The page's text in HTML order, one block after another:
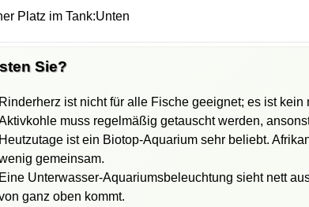
Platz im Tank:Unten
Sie?
Rinderherz ist nicht für alle Fische geeignet; es ist kein
muss regelmäßig getauscht werden,
Heutzutage ist ein Biotop-Aquarium sehr beliebt.
gemeinsam.
Eine Unterwasser-Aquariumsbeleuchtung sieht nett
ganz oben kommt.